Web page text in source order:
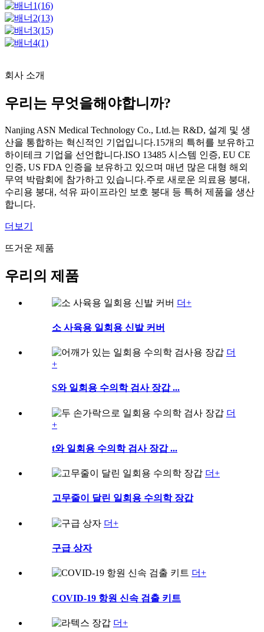
회사 소개
우리는 무엇을해야합니까?
Nanjing ASN Medical Technology Co., Ltd.는 R&D, 설계 및 생
산을 통합하는 혁신적인 기업입니다.15개의 특허를 보유하고
하이테크 기업을 선언합니다.ISO 13485 시스템 인증, EU CE
인증, US FDA 인증을 보유하고 있으며 매년 많은 대형 해외
무역 박람회에 참가하고 있습니다.주로 새로운 의료용 붕대,
수리용 붕대, 석유 파이프라인 보호 붕대 등 특허 제품을 생산
합니다.
더보기
뜨거운 제품
우리의 제품
더+
소 사육용 일회용 신발 커버
더
+
S와 일회용 수의학 검사 장갑 ...
더
+
t와 일회용 수의학 검사 장갑 ...
더+
고무줄이 달린 일회용 수의학 장갑
더+
구급 상자
더+
COVID-19 항원 신속 검출 키트
더+